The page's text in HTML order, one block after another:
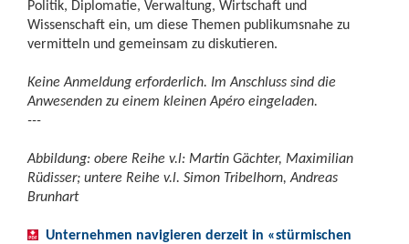
Politik, Diplomatie, Verwaltung, Wirtschaft und
Wissenschaft ein, um diese Themen publikumsnahe zu
vermitteln und gemeinsam zu diskutieren.
Keine Anmeldung erforderlich. Im Anschluss sind die
Anwesenden zu einem kleinen Apéro eingeladen.
---
Abbildung: obere Reihe v.l: Martin Gächter, Maximilian
Rüdisser; untere Reihe v.l. Simon Tribelhorn, Andreas
Brunhart
Unternehmen navigieren derzeit in «stürmischen